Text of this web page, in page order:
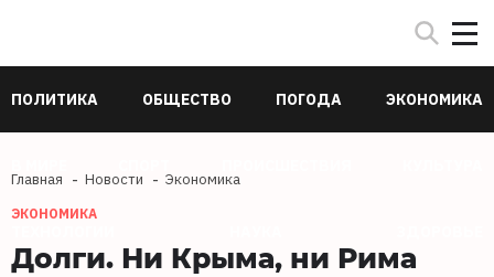
ПОЛИТИКА ОБЩЕСТВО ПОГОДА ЭКОНОМИКА
Главная Новости Экономика
ЭКОНОМИКА
Долги. Ни Крыма, ни Рима